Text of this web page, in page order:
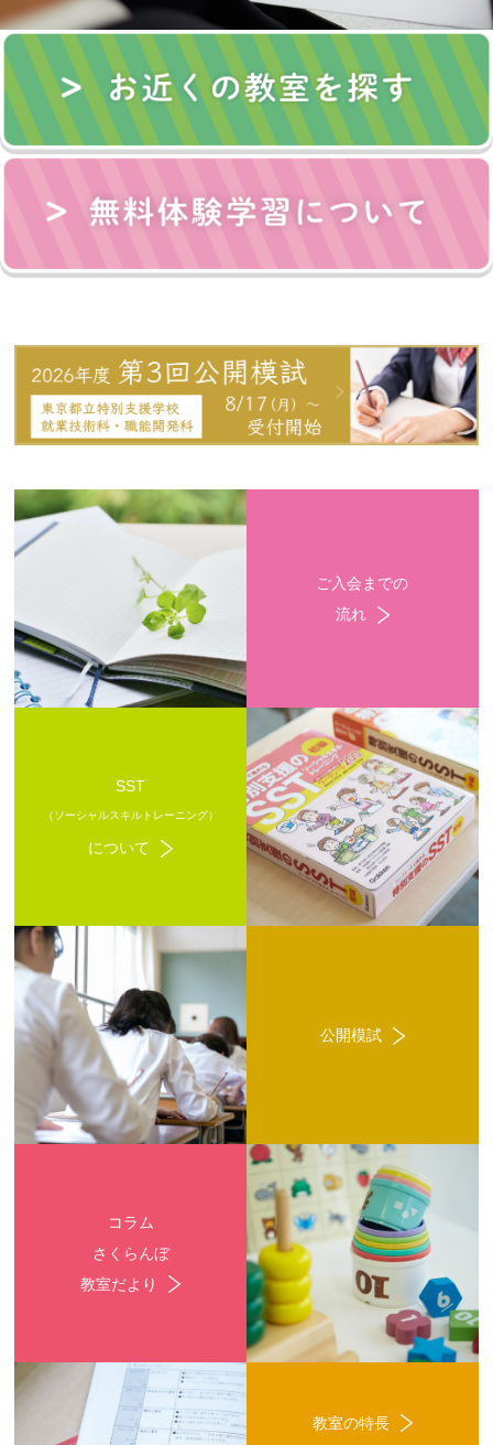
ご入会までの
流れ
SST
（ソーシャルスキルトレーニング）
について
公開模試
コラム
さくらんぼ
教室だより
教室の特長